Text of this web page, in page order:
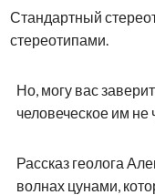
Стандартный
стереотипами.
Но, могу вас
человеческое им не
Рассказ геолога
волнах цунами,